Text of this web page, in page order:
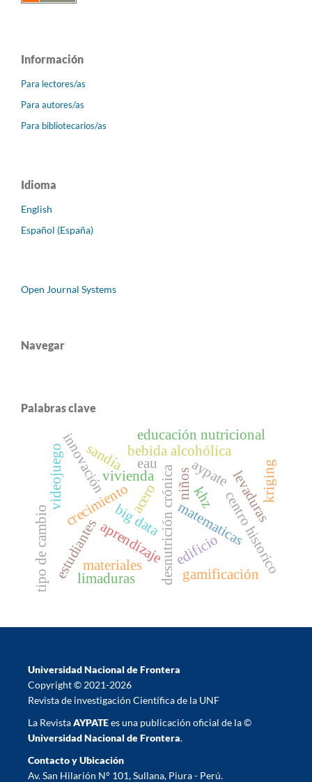
Información
Para lectores/as
Para autores/as
Para bibliotecarios/as
Idioma
English
Español (España)
Open Journal Systems
Navegar
Palabras clave
aypate
matematicas
crecimiento desnutrición crónicaedificiocentro historico
vivienda
sandía bebida alcohólica
innovación
aprendizaje
educación nutricional
estudiantes
videojuego
gamificación
materiales
levaduras
big data
kriging
niños
tipo de cambio
acero
limaduras
khz
eau
Universidad Nacional de Frontera
Copyright © 2021-2026
Revista de investigación Científica de la UNF
La RevistaAYPATEes una publicación oficial de la ©
Universidad Nacional de Frontera.
Contacto y Ubicación
Av. San Hilarión N° 101, Sullana, Piura - Perú.